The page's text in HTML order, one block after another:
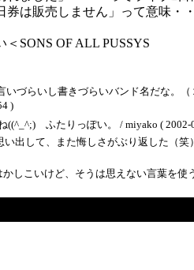
券は販売しません」って意味・
SONS OF ALL PUSSYS
づらいし書きづらいバンド名だな。
)
((^_^;) ふたりっぽい。 / miyako ( 2002-
出して、また悔しさがぶり返した（
こいけど、そうは思えない言葉を使